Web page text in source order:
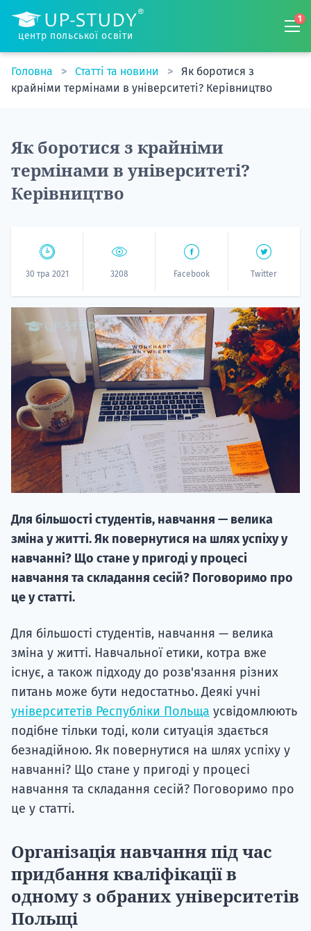
центр польської освіти
1
Головна Статті та новини
Як боротися з
крайніми термінами в університеті? Керівництво
Як боротися з крайніми
термінами в університеті?
Керівництво
30 тра 2021 3208 Facebook Twitter
Для більшості студентів, навчання — велика
зміна у житті. Як повернутися на шлях успіху у
навчанні? Що стане у пригоді у процесі
навчання та складання сесій? Поговоримо про
це у статті.
Для більшості студентів, навчання — велика
зміна у житті. Навчальної етики, котра вже
існує, а також підходу до розв'язання різних
питань може бути недостатньо. Деякі учні
університетів Республіки Польща усвідомлюють
подібне тільки тоді, коли ситуація здається
безнадійною. Як повернутися на шлях успіху у
навчанні? Що стане у пригоді у процесі
навчання та складання сесій? Поговоримо про
це у статті.
Організація навчання під час
придбання кваліфікації в
одному з обраних університетів
Польщі
НАБІР
вступ на